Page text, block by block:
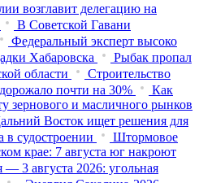
возглавит делегацию на
В Советской Гавани
Федеральный эксперт высоко
Хабаровска
Рыбак пропал
области
Строительство
почти на 30%
Как
зернового и масличного рынков
Восток ищет решения для
в судостроении
Штормовое
крае: 7 августа юг накроют
— 3 августа 2026: угольная